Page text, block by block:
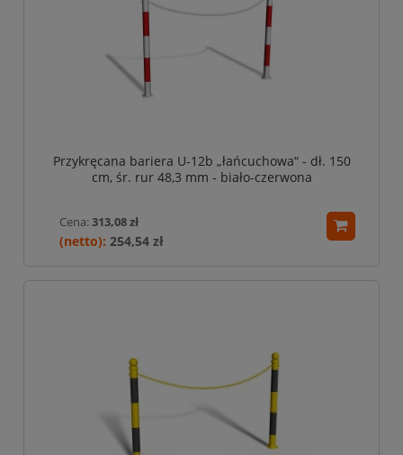
Przykręcana bariera U-12b „łańcuchowa“ - dł. 150
cm, śr. rur 48,3 mm - biało-czerwona
Cena:313,08 zł
254,54 zł